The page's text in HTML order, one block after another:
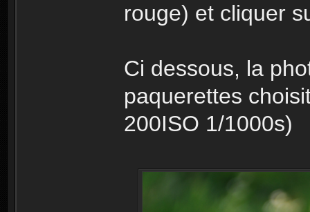
rouge) et cliquer
Ci dessous, la
paquerettes
200ISO 1/1000s)